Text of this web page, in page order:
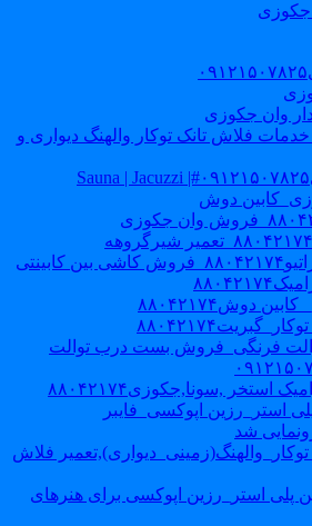
وان جکوزی
فلاش تانک توکار والهنگ دیواری و
دوش
فرنگی_فروش بست درب توالت
,سونا,جکوزی۸۸۰۴۲۱۷۴
اپوکسی_فایبر
شد
فلاش
استر_رزین اپوکسی برای هنرهای